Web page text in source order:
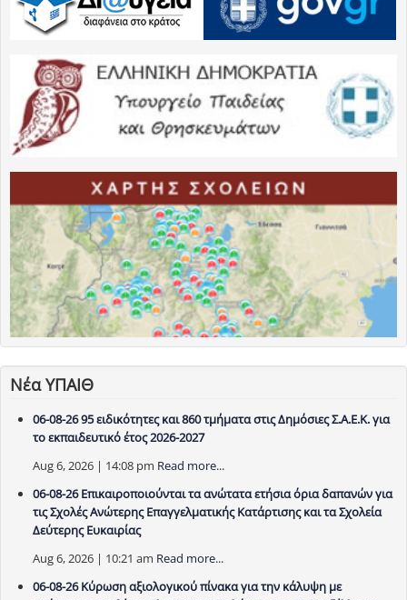
Νέα ΥΠΑΙΘ
06-08-26 95 ειδικότητες και 860 τμήματα στις Δημόσιες Σ.Α.Ε.Κ. για
το εκπαιδευτικό έτος 2026-2027
Aug 6, 2026 | 14:08 pm Read more...
06-08-26 Επικαιροποιούνται τα ανώτατα ετήσια όρια δαπανών για
τις Σχολές Ανώτερης Επαγγελματικής Κατάρτισης και τα Σχολεία
Δεύτερης Ευκαιρίας
Aug 6, 2026 | 10:21 am Read more...
06-08-26 Κύρωση αξιολογικού πίνακα για την κάλυψη με